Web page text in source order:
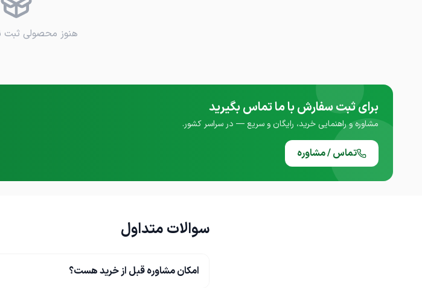
هنوز محصولی
برای ثبت سفارش با ما تماس بگیرید
مشاوره و راهنمایی خرید، رایگان و سریع — در سراسر کشور.
تماس / مشاوره
سوالات متداول
امکان مشاوره قبل از خرید هست؟